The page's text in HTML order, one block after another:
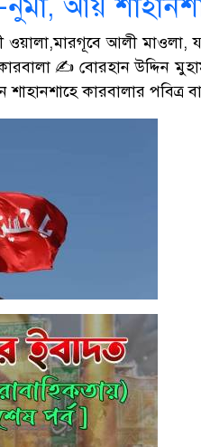
আলী মাওলা,
✍️ বোরহান উদ্দিন